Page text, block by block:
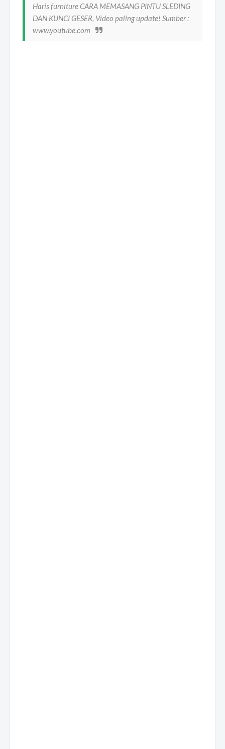
Haris furniture CARA MEMASANG PINTU SLEDING
DAN KUNCI GESER, Video paling update! Sumber :
www.youtube.com